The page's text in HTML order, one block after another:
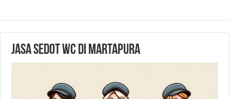
Jasa Sedot WC di Martapura